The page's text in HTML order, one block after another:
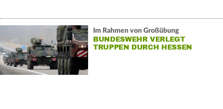
Im Rahmen von Großübung
BUNDESWEHR VERLEGT
TRUPPEN DURCH HESSEN